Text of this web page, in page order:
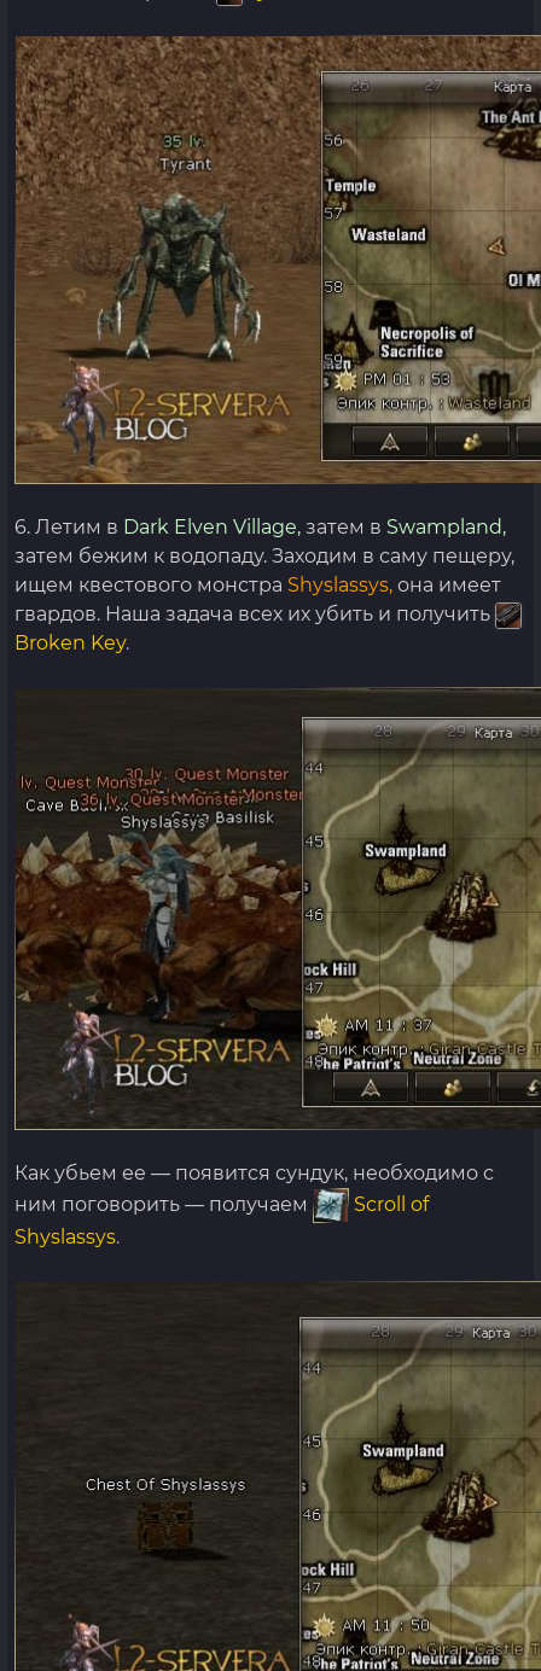
6. Летим в Dark Elven Village, затем в Swampland,
затем бежим к водопаду. Заходим в саму пещеру,
ищем квестового монстра Shyslassys, она имеет
гвардов. Наша задача всех их убить и получить
Broken Key.
Как убьем ее — появится сундук, необходимо с
ним поговорить — получаем
Scroll of
Shyslassys.